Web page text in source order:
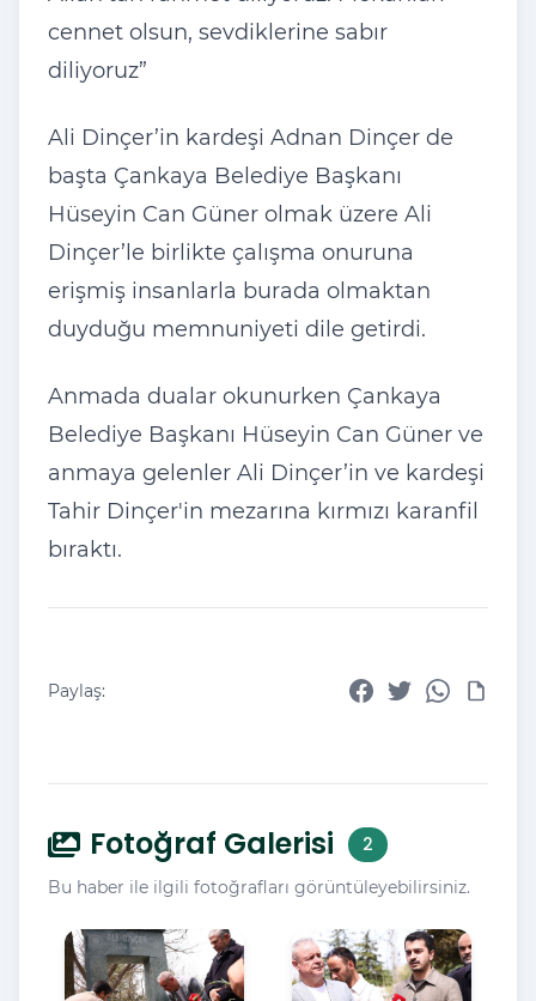
cennet olsun, sevdiklerine sabır
diliyoruz”
Ali Dinçer’in kardeşi Adnan Dinçer de
başta Çankaya Belediye Başkanı
Hüseyin Can Güner olmak üzere Ali
Dinçer’le birlikte çalışma onuruna
erişmiş insanlarla burada olmaktan
duyduğu memnuniyeti dile getirdi.
Anmada dualar okunurken Çankaya
Belediye Başkanı Hüseyin Can Güner ve
anmaya gelenler Ali Dinçer’in ve kardeşi
Tahir Dinçer'in mezarına kırmızı karanfil
bıraktı.
Paylaş:
Fotoğraf Galerisi 2
Bu haber ile ilgili fotoğrafları görüntüleyebilirsiniz.